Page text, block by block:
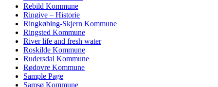
Rebild Kommune
Ringive – Historie
Ringkøbing-Skjern Kommune
Ringsted Kommune
River life and fresh water
Roskilde Kommune
Rudersdal Kommune
Rødovre Kommune
Sample Page
Samsø Kommune